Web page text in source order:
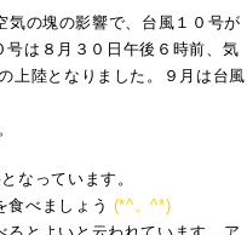
の塊の影響で、台風１０号が
は８月３０日午後６時前、気
上陸となりました。９月は台風
なっています。
食べましょう (*^。^*)